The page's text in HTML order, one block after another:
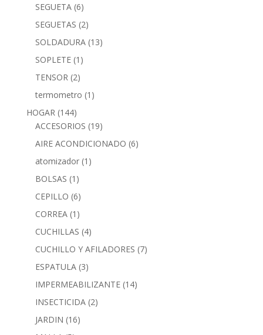
SEGUETA (6)
SEGUETAS (2)
SOLDADURA (13)
SOPLETE (1)
TENSOR (2)
termometro (1)
HOGAR (144)
ACCESORIOS (19)
AIRE ACONDICIONADO (6)
atomizador (1)
BOLSAS (1)
CEPILLO (6)
CORREA (1)
CUCHILLAS (4)
CUCHILLO Y AFILADORES (7)
ESPATULA (3)
IMPERMEABILIZANTE (14)
INSECTICIDA (2)
JARDIN (16)